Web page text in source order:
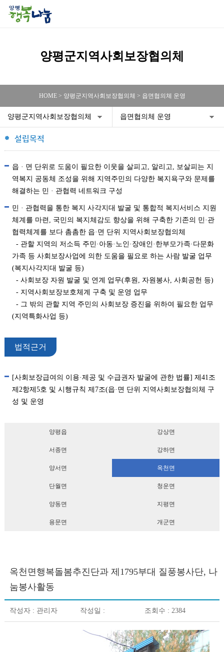
양평군지역사회보장협의체
HOME > 양평군지역사회보장협의체 > 읍면협의체 운영
양평군지역사회보장협의체 읍면협의체 운영
설립목적
읍 · 면 단위로 도움이 필요한 이웃을 살피고, 알리고, 보살피는 지
역복지 공동체 조성을 위해 지역주민의 다양한 복지욕구와 문제를
해결하는 민 · 관협력 네트워크 구성
민 · 관협력을 통한 복지 사각지대 발굴 및 통합적 복지서비스 지원
체계를 마련, 국민의 복지체감도 향상을 위해 구축한 기존의 민·관
협력체계를 보다 촘촘한 읍·면 단위 지역사회보장협의체
- 관할 지역의 저소득 주민·아동·노인·장애인·한부모가족·다문화
가족 등 사회보장사업에 의한 도움을 필요로 하는 사람 발굴 업무
(복지사각지대 발굴 등)
- 사회보장 자원 발굴 및 연계 업무(후원, 자원봉사, 사회공헌 등)
- 지역사회보장보호체계 구축 및 운영 업무
- 그 밖의 관할 지역 주민의 사회보장 증진을 위하여 필요한 업무
(지역특화사업 등)
법적근거
[사회보장급여의 이용·제공 및 수급권자 발굴에 관한 법률] 제41조
제2항제5호 및 시행규칙 제7조(읍·면 단위 지역사회보장협의체 구
성 및 운영
양평읍 강상면
서종면 강하면
양서면 옥천면
단월면 청운면
양동면 지평면
용문면 개군면
옥천면행복돌봄추진단과 제1795부대 질풍봉사단, 나
눔봉사활동
작성자 : 관리자 작성일 : 조회수 : 2384